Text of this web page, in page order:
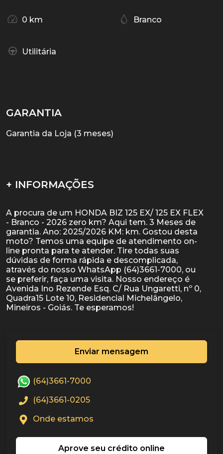
0 km Branco
Utilitária
GARANTIA
Garantia da Loja (3 meses)
+ INFORMAÇÕES
A procura de um HONDA BIZ 125 EX/ 125 EX FLEX
- Branco - 2026 zero km? Aqui tem. 3 Meses de
garantia. Ano: 2025/2026 KM: km. Gostou desta
moto? Temos uma equipe de atendimento on-
line pronta para te atender. Tire todas suas
dúvidas de forma rápida e descomplicada,
através do nosso WhatsApp (64)3661-7000, ou
se preferir, faça uma visita. Nosso endereço é
Avenida Ino Rezende Esq. C/ Rua Ungaretti, nº 0,
Quadra15 Lote 10, Residencial Michelângelo,
Enviar mensagem
(64)3661-7000
(64)3661-0205
Onde estamos
Aprove seu crédito online